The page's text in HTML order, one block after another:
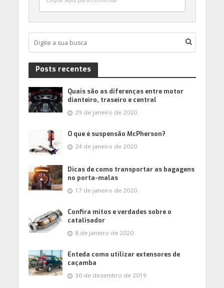
Posts recentes
Quais são as diferenças entre motor
dianteiro, traseiro e central
29 de janeiro de 2020
O que é suspensão McPherson?
24 de janeiro de 2020
Dicas de como transportar as bagagens
no porta-malas
17 de janeiro de 2020
Confira mitos e verdades sobre o
catalisador
8 de janeiro de 2020
Enteda como utilizar extensores de
caçamba
30 de dezembro de 2019